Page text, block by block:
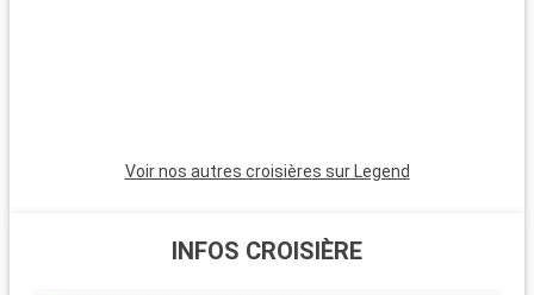
Voir nos autres croisières sur Legend
INFOS CROISIÈRE